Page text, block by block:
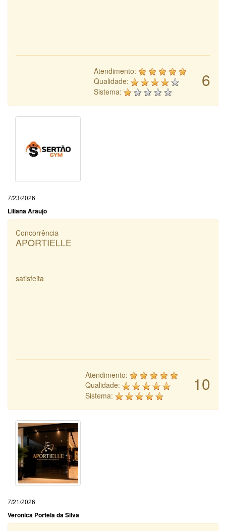
6
Atendimento:
Qualidade:
Sistema:
7/23/2026
Liliana Araujo
Concorrência
APORTIELLE
satisfeita
10
Atendimento:
Qualidade:
Sistema:
7/21/2026
Veronica Portela da Silva